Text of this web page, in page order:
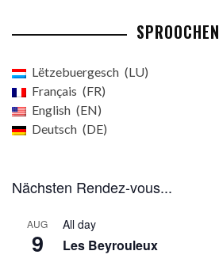
SPROOCHEN
Lëtzebuergesch
LU
Français
FR
English
EN
Deutsch
DE
Nächsten Rendez-vous...
AUG
9
All day
Les Beyrouleux